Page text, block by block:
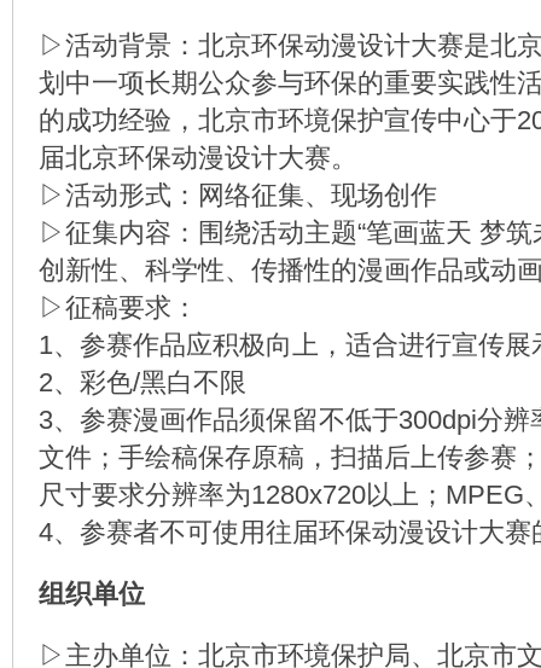
▷活动背景：北京环保动漫设计大赛是北
划中一项长期公众参与环保的重要实践性
的成功经验，北京市环境保护宣传中心于
届北京环保动漫设计大赛。
▷活动形式：网络征集、现场创作
▷征集内容：围绕活动主题“笔画蓝天 梦筑
创新性、科学性、传播性的漫画作品或动
▷征稿要求：
1、参赛作品应积极向上，适合进行宣传展
2、彩色/黑白不限
3、参赛漫画作品须保留不低于300dpi分
文件；手绘稿保存原稿，扫描后上传参赛
尺寸要求分辨率为1280x720以上；MPEG
4、参赛者不可使用往届环保动漫设计大赛
组织单位
▷主办单位：北京市环境保护局、北京市